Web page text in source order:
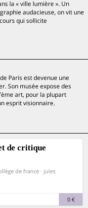
la « ville lumière ». Un
audacieuse, on vit une
qui sollicite
Paris est devenue une
Son musée expose des
art, pour la plupart
esprit visionnaire.
de critique
de france · jules
0 €